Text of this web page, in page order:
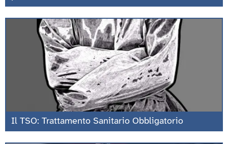
Il TSO: Trattamento Sanitario Obbligatorio